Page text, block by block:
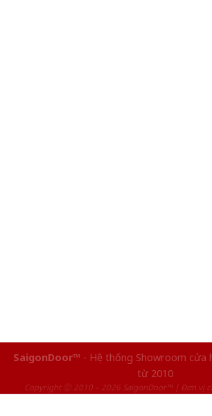
SaigonDoor™ - Hệ thống Showroom cửa
từ 2010
Copyright ⓒ 2010 – 2026 SaigonDoor™ | Đơn vị